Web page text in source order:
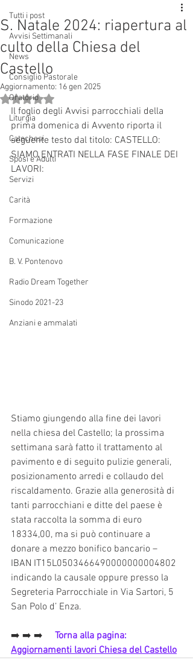
Tutti i post
Avvisi Settimanali
News
Consiglio Pastorale
Oratorio
Liturgia
Catechesi
Sposi e Adulti
Servizi
Carità
Formazione
Comunicazione
B. V. Pontenovo
Radio Dream Together
Sinodo 2021-23
Anziani e ammalati
S. Natale 2024: riapertura al
culto della Chiesa del
Castello
Aggiornamento: 16 gen 2025
Valutazione NaN stelle su 5.
Il foglio degli Avvisi parrocchiali della
prima domenica di Avvento riporta il
seguente testo dal titolo: CASTELLO:
SIAMO ENTRATI NELLA FASE FINALE DEI
LAVORI:
Stiamo giungendo alla fine dei lavori
nella chiesa del Castello; la prossima
settimana sarà fatto il trattamento al
pavimento e di seguito pulizie generali,
posizionamento arredi e collaudo del
riscaldamento. Grazie alla generosità di
tanti parrocchiani e ditte del paese è
stata raccolta la somma di euro
18334,00, ma si può continuare a
donare a mezzo bonifico bancario –
IBAN IT15L0503466490000000004802
indicando la causale oppure presso la
Segreteria Parrocchiale in Via Sartori, 5
San Polo d’ Enza.
➡️ ➡️ ➡️
Torna alla pagina:
Aggiornamenti lavori Chiesa del Castello